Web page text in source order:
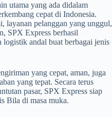
utama yang ada didalam
cepat di Indonesia.
layanan pelanggan yang unggul,
SPX Express berhasil
logistik andal buat berbagai jenis
yang cepat, aman, juga
yang tepat. Secara terus
pasar, SPX Express siap
Bila di masa muka.